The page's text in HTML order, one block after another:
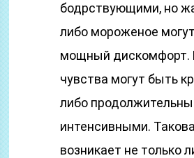
бодрствующими, но
либо мороженое
мощный дискомфорт.
чувства могут быть
либо
интенсивными.
возникает не только